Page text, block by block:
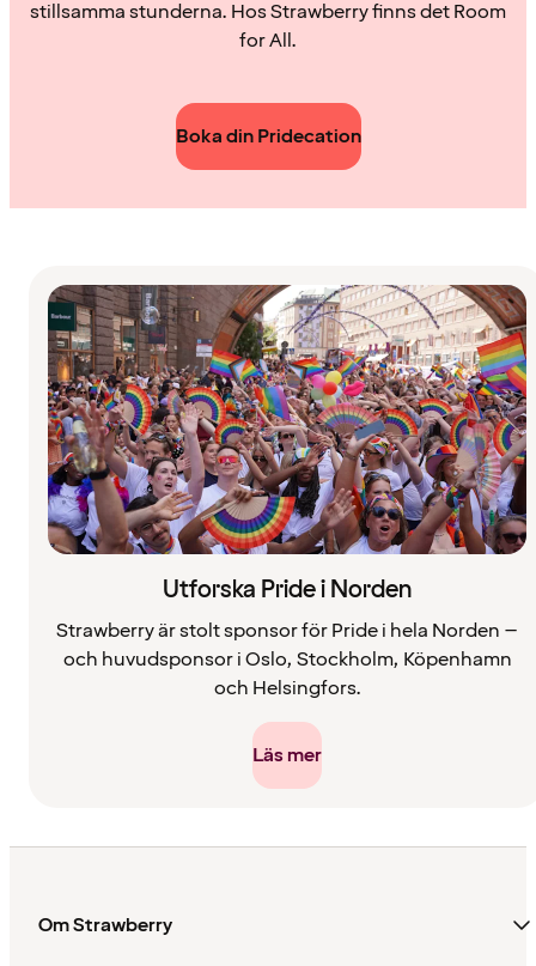
stillsamma stunderna. Hos Strawberry finns det Room
for All.
Boka din Pridecation
Utforska Pride i Norden
Strawberry är stolt sponsor för Pride i hela Norden –
och huvudsponsor i Oslo, Stockholm, Köpenhamn
och Helsingfors.
Läs mer
Om Strawberry